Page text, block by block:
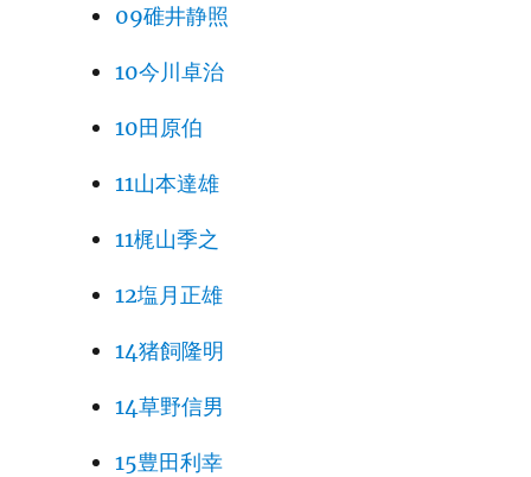
09碓井静照
10今川卓治
10田原伯
11山本達雄
11梶山季之
12塩月正雄
14猪飼隆明
14草野信男
15豊田利幸